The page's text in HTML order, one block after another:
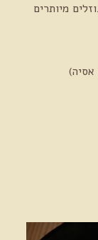
מיותרים